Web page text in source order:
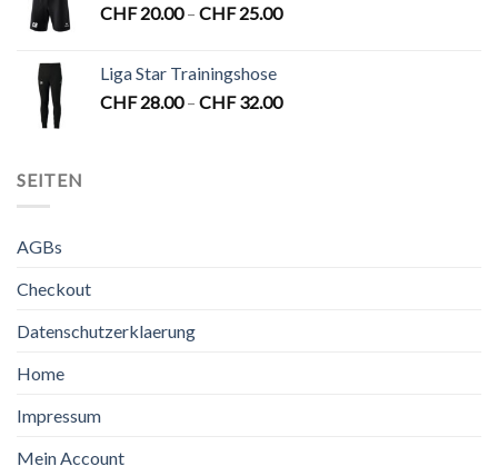
CHF20.00– CHF25.00
Liga Star Trainingshose
CHF28.00– CHF32.00
SEITEN
AGBs
Checkout
Datenschutzerklaerung
Home
Impressum
Mein Account